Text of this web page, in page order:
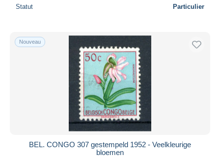
Statut Particulier
Nouveau
BEL. CONGO 307 gestempeld 1952 - Veelkleurige
bloemen